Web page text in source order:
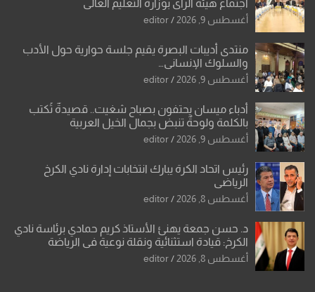
اجتماع هيئة الرأي بوزارة التعليم العالي
أغسطس 9, 2026 editor
منتدى أديبات البصرة يقيم جلسة حوارية حول الأدب
والسلوك الإنساني…
أغسطس 9, 2026 editor
أدباء ميسان يحتفون بصباح شغيت.. قصيدةٌ تُكتب
بالكلمة ولوحةٌ تنبض بجمال الخيل العربية
أغسطس 9, 2026 editor
رئيس اتحاد الكرة يبارك انتخابات إدارة نادي الكرخ
الرياضي
أغسطس 8, 2026 editor
د. حسن جمعة يهنئ الأستاذ كريم حمادي برئاسة نادي
الكرخ: قيادة استثنائية ونقلة نوعية في الرياضة
العراقية
أغسطس 8, 2026 editor